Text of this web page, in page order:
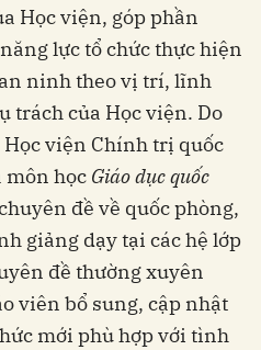
Học viện, góp phần
lực tổ chức thực hiện
ninh theo vị trí, lĩnh
trách của Học viện. Do
viện Chính trị quốc
môn học Giáo dục quốc
đề về quốc phòng,
giảng dạy tại các hệ lớp
đề thường xuyên
viên bổ sung, cập nhật
mới phù hợp với tình